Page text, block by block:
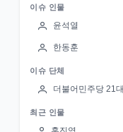
이슈 인물
윤석열
한동훈
이슈 단체
더불어민주당 21대
최근 인물